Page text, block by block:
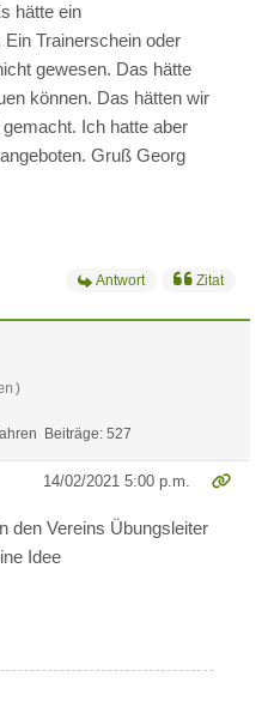
hätte ein
Trainerschein oder
gewesen. Das hätte
können. Das hätten wir
Ich hatte aber
Gruß Georg
Antwort Zitat
Beiträge: 527
14/02/2021 5:00 p.m.
den Vereins Übungsleiter
Idee